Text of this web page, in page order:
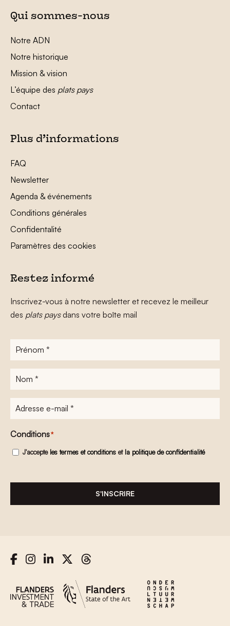
Qui sommes-nous
Notre ADN
Notre historique
Mission & vision
L’équipe des plats pays
Contact
Plus d’informations
FAQ
Newsletter
Agenda & événements
Conditions générales
Confidentalité
Paramètres des cookies
Restez informé
Inscrivez-vous à notre newsletter et recevez le meilleur
des plats paysdans votre boîte mail
Prénom
Nom
Adresse
e-
mail*
Conditions*
J'accepte les termes et conditions et la politique de confidentialité
S'INSCRIRE